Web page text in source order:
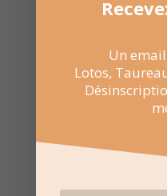
5 Oct 2025
Événement
Gaujac,
Un
Lotos,